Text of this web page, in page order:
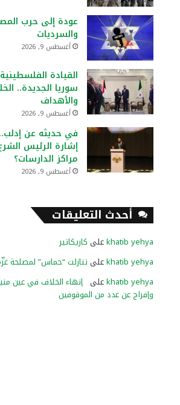
عودة إلى حرب
والسرديات
أغسطس 9, 2026
القيادة
سوريا الجديدة..
والأهداف
أغسطس 9, 2026
في حديثه عن
إشارة الرئيس
مراكز الدارسات؟
أغسطس 9, 2026
أحدث التعليقات
khatib yehyaعلى كاريكاتير
khatib yehyaعلى تنازلت “حماس” لمصلحة
khatib yehyaعلى إنهاء الخلاف في عين
وإفراج عن عدد من الموقوفين